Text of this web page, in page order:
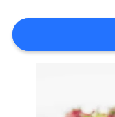
উদ্ধৃতির
জন্য